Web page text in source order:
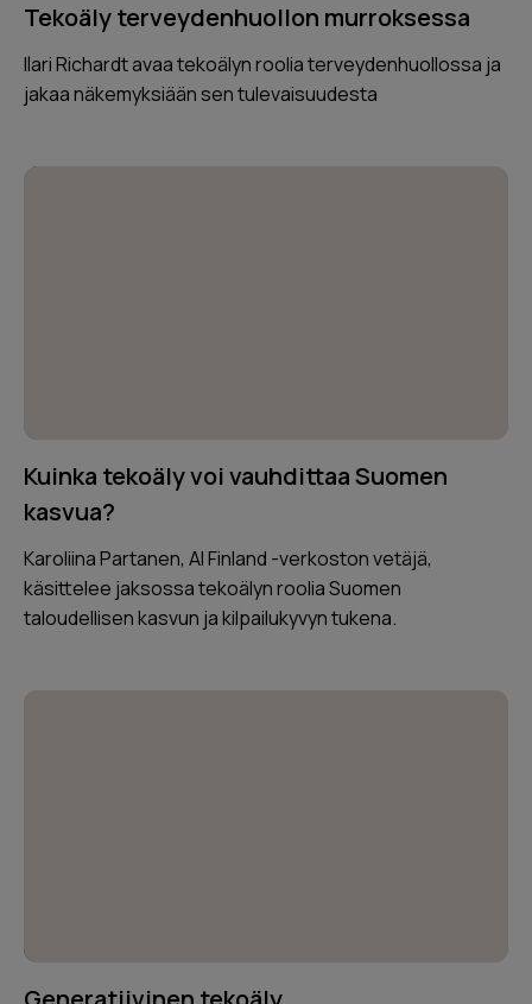
Tekoäly terveydenhuollon murroksessa
Ilari Richardt avaa tekoälyn roolia terveydenhuollossa ja
jakaa näkemyksiään sen tulevaisuudesta
Kuinka tekoäly voi vauhdittaa Suomen
kasvua?
Karoliina Partanen, AI Finland -verkoston vetäjä,
käsittelee jaksossa tekoälyn roolia Suomen
taloudellisen kasvun ja kilpailukyvyn tukena.